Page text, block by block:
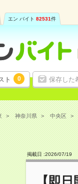
エン バイト 82531件
ト 0 保存した
神奈川県 中央区
掲載日 :2026/07/19
【即